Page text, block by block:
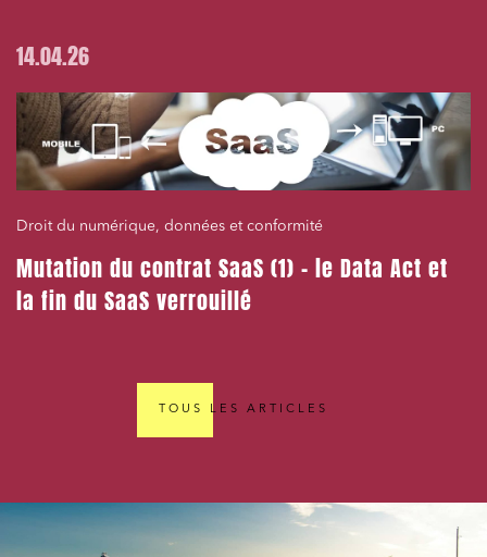
14.04.26
Droit du numérique, données et conformité
Mutation du contrat SaaS (1) – le Data Act et
la fin du SaaS verrouillé
TOUS LES ARTICLES